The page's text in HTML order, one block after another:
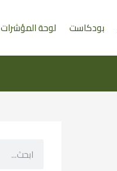
بودكاست لوحة المؤشرات